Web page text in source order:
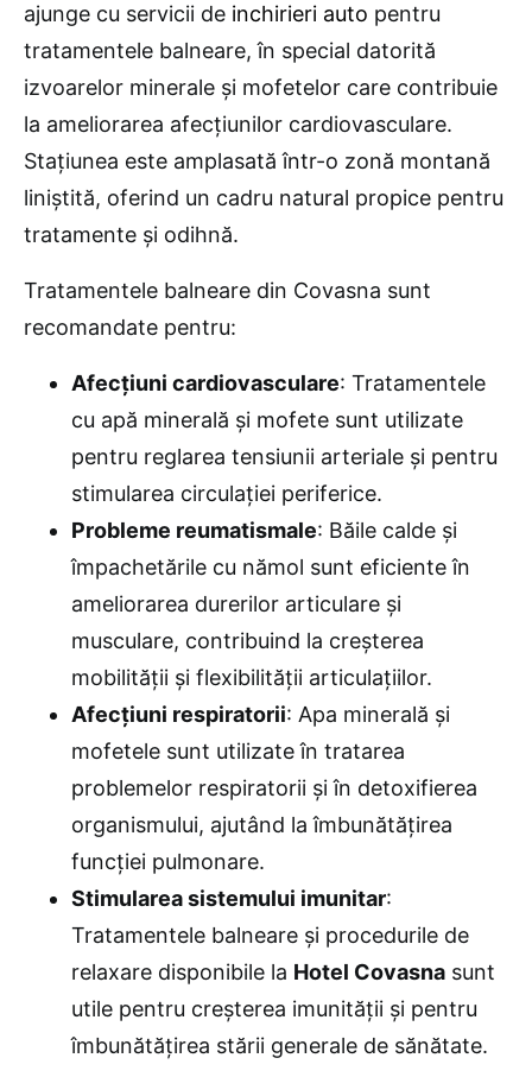
ajunge cu servicii de inchirieri auto pentru
tratamentele balneare, în special datorită
izvoarelor minerale și mofetelor care contribuie
la ameliorarea afecțiunilor cardiovasculare.
Stațiunea este amplasată într-o zonă montană
liniștită, oferind un cadru natural propice pentru
tratamente și odihnă.
Tratamentele balneare din Covasna sunt
recomandate pentru:
Afecțiuni cardiovasculare: Tratamentele
cu apă minerală și mofete sunt utilizate
pentru reglarea tensiunii arteriale și pentru
stimularea circulației periferice.
Probleme reumatismale: Băile calde și
împachetările cu nămol sunt eficiente în
ameliorarea durerilor articulare și
musculare, contribuind la creșterea
mobilității și flexibilității articulațiilor.
Afecțiuni respiratorii: Apa minerală și
mofetele sunt utilizate în tratarea
problemelor respiratorii și în detoxifierea
organismului, ajutând la îmbunătățirea
funcției pulmonare.
Stimularea sistemului imunitar:
Tratamentele balneare și procedurile de
relaxare disponibile la Hotel Covasna sunt
utile pentru creșterea imunității și pentru
îmbunătățirea stării generale de sănătate.